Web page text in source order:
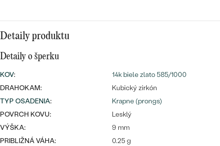
MINIMALISTICKÉ
PODĽA PRÍLEŽITOSTI
PODĽA FARBY
PODĽA TVARU DRAHOKAMU
NA MIERU
Najpredávanejšie
náušnice
Najpredávanejšie
prstene
Detaily produktu
Detaily o šperku
KOV:
14k biele zlato 585/1000
DRAHOKAM:
Kubický zirkón
TYP OSADENIA:
Krapne (prongs)
POVRCH KOVU:
Lesklý
VÝŠKA:
9 mm
PRIBLIŽNÁ VÁHA:
0.25 g